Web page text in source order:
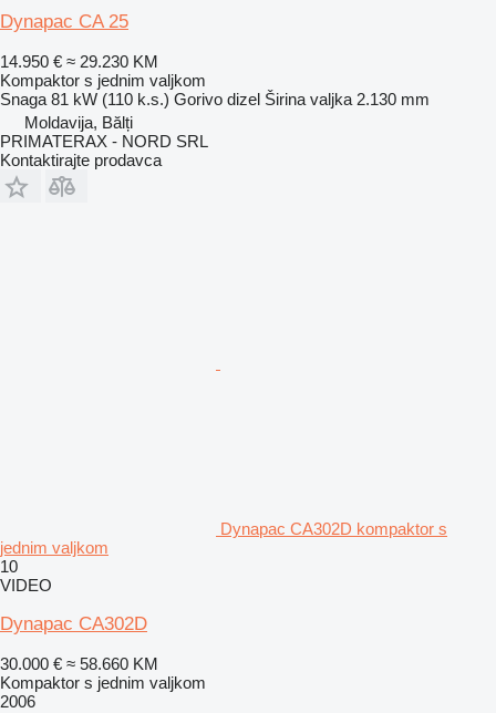
Dynapac CA 25
14.950 € ≈ 29.230 KM
Kompaktor s jednim valjkom
Snaga 81 kW (110 k.s.) Gorivo dizel Širina valjka 2.130 mm
Moldavija, Bălți
PRIMATERAX - NORD SRL
Kontaktirajte prodavca
Dynapac CA302D kompaktor s
jednim valjkom
10
VIDEO
Dynapac CA302D
30.000 € ≈ 58.660 KM
Kompaktor s jednim valjkom
2006